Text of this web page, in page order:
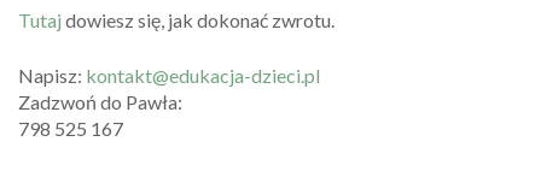
Tutaj dowiesz się, jak dokonać zwrotu.
Napisz: kontakt@edukacja-dzieci.pl
Zadzwoń do Pawła:
798 525 167